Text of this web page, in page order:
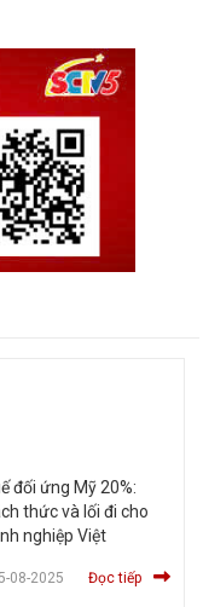
đối ứng Mỹ 20%:
thức và lối đi cho
nghiệp Việt
08-2025 Đọc tiếp